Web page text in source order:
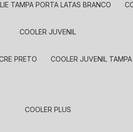
TAMPA PORTA LATAS BRANCO
COOLER JUVENIL
PRETO COOLER JUVENIL
COOLER PLUS